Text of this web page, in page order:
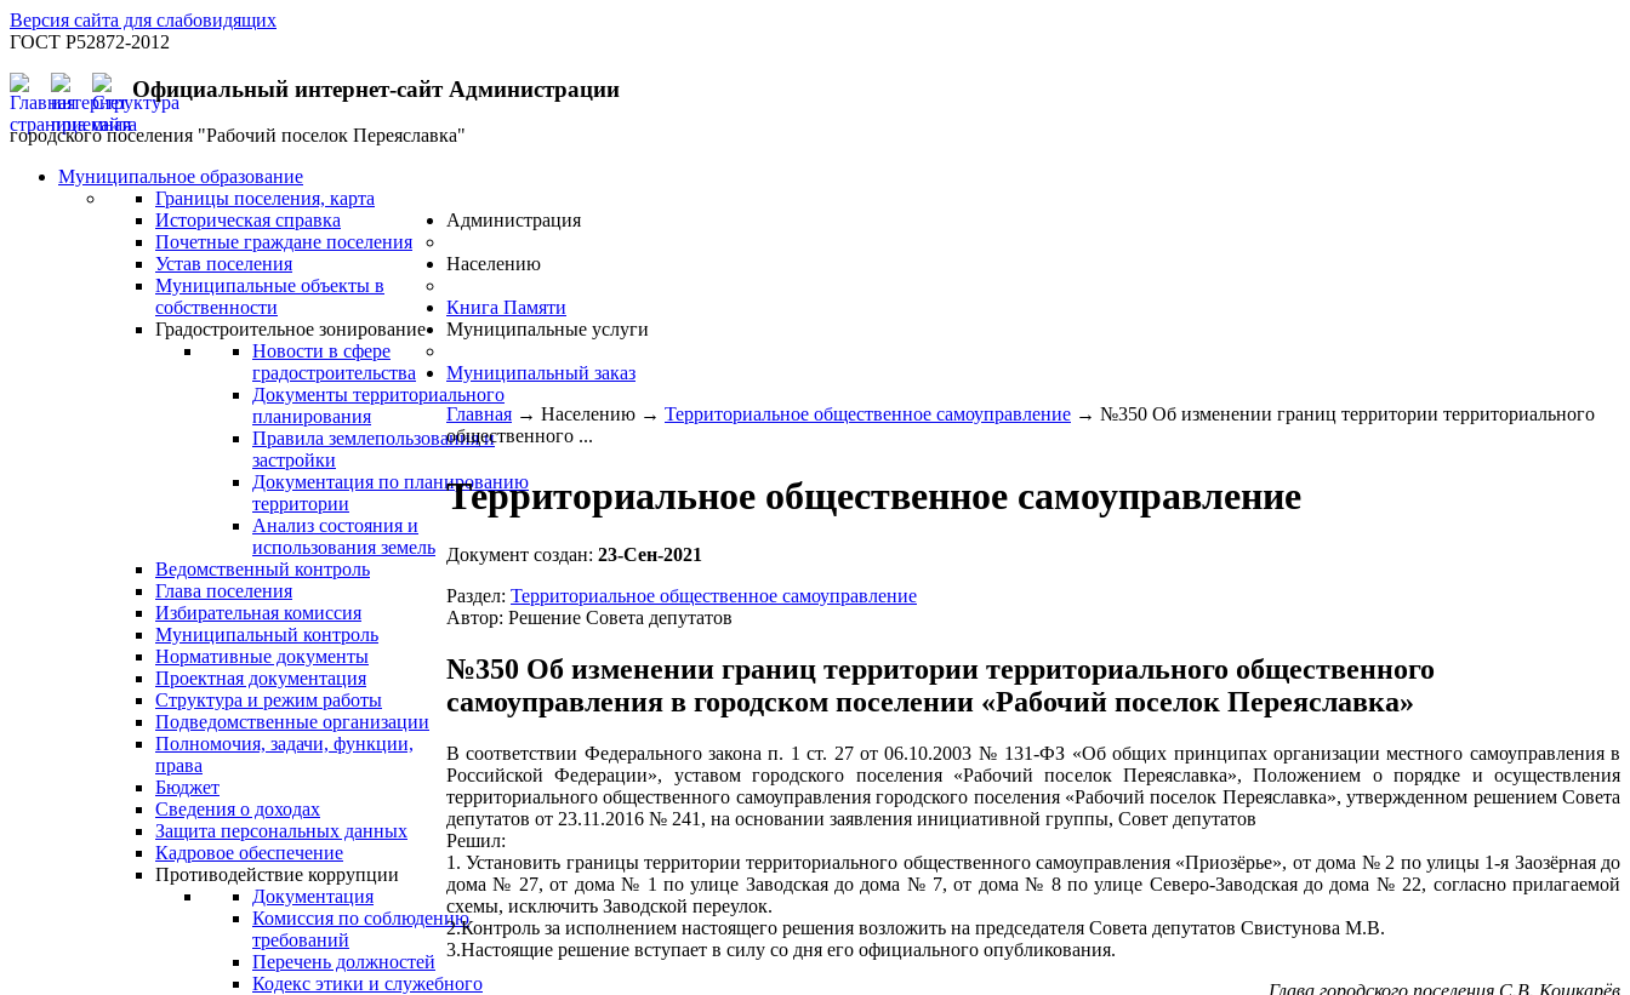
Версия сайта для слабовидящих
ГОСТ Р52872-2012
Официальный интернет-сайт Администрации
городского поселения "Рабочий поселок Переяславка"
Муниципальное образование
Границы поселения, карта
Историческая справка
Почетные граждане поселения
Устав поселения
Муниципальные объекты в
собственности
Градостроительное зонирование
Новости в сфере
градостроительства
Документы территориального
планирования
Правила землепользования и
застройки
Документация по планированию
территории
Анализ состояния и
использования земель
Ведомственный контроль
Глава поселения
Избирательная комиссия
Муниципальный контроль
Администрация
Нормативные документы
Проектная документация
Структура и режим работы
Подведомственные организации
Полномочия, задачи, функции,
права
Бюджет
Сведения о доходах
Защита персональных данных
Кадровое обеспечение
Противодействие коррупции
Документация
Комиссия по соблюдению
требований
Перечень должностей
Кодекс этики и служебного
Населению
Книга Памяти
Муниципальные услуги
Муниципальный заказ
Главная → Населению → Территориальное общественное самоуправление → №350 Об изменении границ территории территориального
общественного ...
Территориальное общественное самоуправление
Документ создан: 23-Сен-2021
Раздел: Территориальное общественное самоуправление
Автор: Решение Совета депутатов
№350 Об изменении границ территории территориального общественного
самоуправления в городском поселении «Рабочий поселок Переяславка»
В соответствии Федерального закона п. 1 ст. 27 от 06.10.2003 № 131-ФЗ «Об общих принципах организации местного самоуправления в
Российской Федерации», уставом городского поселения «Рабочий поселок Переяславка», Положением о порядке и осуществления
территориального общественного самоуправления городского поселения «Рабочий поселок Переяславка», утвержденном решением Совета
депутатов от 23.11.2016 № 241, на основании заявления инициативной группы, Совет депутатов
Решил:
1. Установить границы территории территориального общественного самоуправления «Приозёрье», от дома № 2 по улицы 1-я Заозёрная до
дома № 27, от дома № 1 по улице Заводская до дома № 7, от дома № 8 по улице Северо-Заводская до дома № 22, согласно прилагаемой
схемы, исключить Заводской переулок.
2.Контроль за исполнением настоящего решения возложить на председателя Совета депутатов Свистунова М.В.
3.Настоящие решение вступает в силу со дня его официального опубликования.